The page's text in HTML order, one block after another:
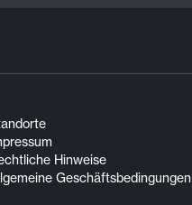
Hinweise
Geschäftsbedingungen